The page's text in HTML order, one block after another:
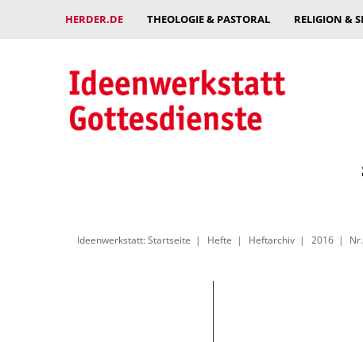
HERDER.DE THEOLOGIE & PASTORAL RELIGION &
Ideenwerkstatt: Startseite Hefte Heftarchiv 2016